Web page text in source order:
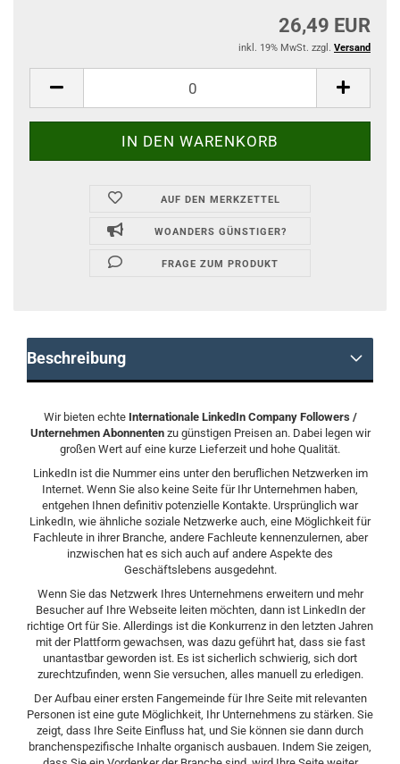
26,49 EUR
inkl. 19% MwSt. zzgl. Versand
AUF DEN MERKZETTEL
WOANDERS GÜNSTIGER?
FRAGE ZUM PRODUKT
Beschreibung
Wir bieten echte Internationale LinkedIn Company Followers /
Unternehmen Abonnentenzu günstigen Preisen an. Dabei legen wir
großen Wert auf eine kurze Lieferzeit und hohe Qualität.
LinkedIn ist die Nummer eins unter den beruflichen Netzwerken im
Internet. Wenn Sie also keine Seite für Ihr Unternehmen haben,
entgehen Ihnen definitiv potenzielle Kontakte. Ursprünglich war
LinkedIn, wie ähnliche soziale Netzwerke auch, eine Möglichkeit für
Fachleute in ihrer Branche, andere Fachleute kennenzulernen, aber
inzwischen hat es sich auch auf andere Aspekte des
Geschäftslebens ausgedehnt.
Wenn Sie das Netzwerk Ihres Unternehmens erweitern und mehr
Besucher auf Ihre Webseite leiten möchten, dann ist LinkedIn der
richtige Ort für Sie. Allerdings ist die Konkurrenz in den letzten Jahren
mit der Plattform gewachsen, was dazu geführt hat, dass sie fast
unantastbar geworden ist. Es ist sicherlich schwierig, sich dort
zurechtzufinden, wenn Sie versuchen, alles manuell zu erledigen.
Der Aufbau einer ersten Fangemeinde für Ihre Seite mit relevanten
Personen ist eine gute Möglichkeit, Ihr Unternehmens zu stärken. Sie
zeigt, dass Ihre Seite Einfluss hat, und Sie können sie dann durch
branchenspezifische Inhalte organisch ausbauen. Indem Sie zeigen,